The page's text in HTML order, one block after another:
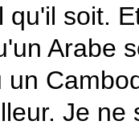
qu'il soit.
Arabe
Je